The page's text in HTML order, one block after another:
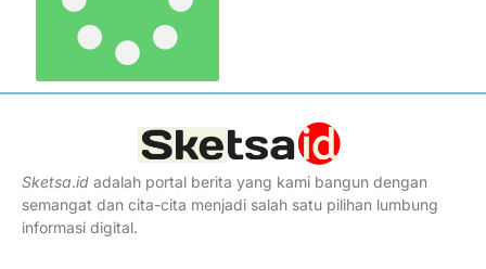
Sketsa.id adalah portal berita yang kami bangun dengan
semangat dan cita-cita menjadi salah satu pilihan lumbung
informasi digital.